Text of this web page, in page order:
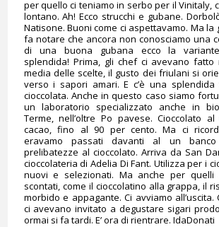
per quello ci teniamo in serbo per il Vinitaly,
lontano. Ah! Ecco strucchi e gubane.
Natisone. Buoni come ci aspettavamo. Ma la
fa notare che ancora non conosciamo una
di una buona gubana ecco la
splendida! Prima, gli chef ci avevano
media delle scelte, il gusto dei friulani si
verso i sapori amari. E c’è una
cioccolata. Anche in questo caso siamo
un laboratorio specializzato anche in
Terme, nell’oltre Po pavese. Cioccolato
cacao, fino al 90 per cento. Ma ci
eravamo passati davanti al un
prelibatezze al cioccolato. Arriva da San
cioccolateria di Adelia Di Fant. Utilizza per i
nuovi e selezionati. Ma anche per quelli
scontati, come il cioccolatino alla grappa, il
morbido e appagante. Ci avviamo all’uscita.
ci avevano invitato a degustare sigari
ormai si fa tardi. E’ ora di rientrare. IdaDonati